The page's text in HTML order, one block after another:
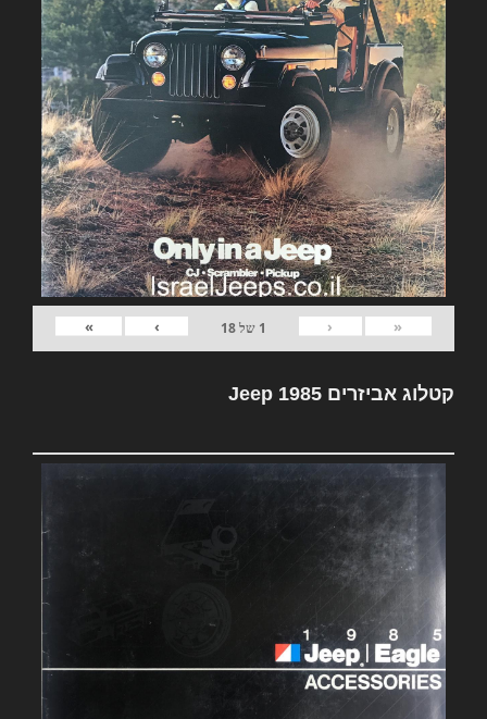
«
‹
1 של18
›
»
קטלוג אביזרים Jeep 1985